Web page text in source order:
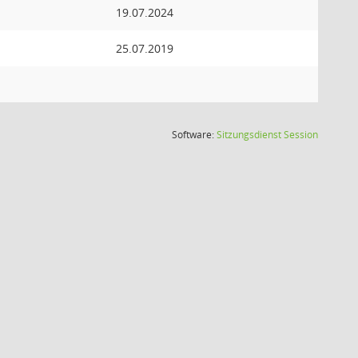
19.07.2024
25.07.2019
Software:SitzungsdienstSession(Wird in